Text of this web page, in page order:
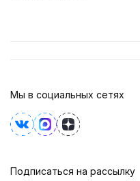
Мы в социальных сетях
Подписаться на рассылку